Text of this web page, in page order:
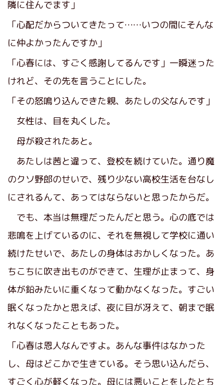
隣に住んでます」
「心配だからついてきたって……いつの間にそんな
に仲よかったんですか」
「心春には、すごく感謝してるんです」一瞬迷った
けれど、その先を言うことにした。
「その怒鳴り込んできた親、あたしの父なんです」
女性は、目を丸くした。
母が殺されたあと。
あたしは茜と違って、登校を続けていた。通り魔
のクソ野郎のせいで、残り少ない高校生活を台なし
にされるんて、あってはならないと思ったからだ。
でも、本当は無理だったんだと思う。心の底では
悲鳴を上げているのに、それを無視して学校に通い
続けたせいで、あたしの身体はおかしくなった。あ
ちこちに吹き出ものができて、生理が止まって、身
体が鉛みたいに重くなって動かなくなった。すごい
眠くなったかと思えば、夜に目が冴えて、朝まで眠
れなくなったこともあった。
「心春は恩人なんですよ。あんな事件はなかった
し、母はどこかで生きている。そう思い込んだら、
すごく心が軽くなった。母には悪いことをしたとち